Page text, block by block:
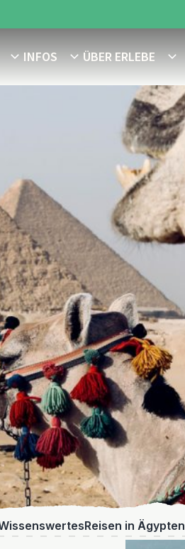
INFOS ÜBER ERLEBE
Reisen in Ägypten